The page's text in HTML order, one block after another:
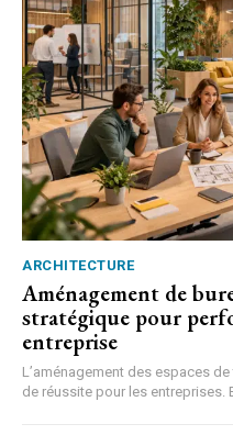
ARCHITECTURE
Aménagement de
stratégique pour
entreprise
L’aménagement des espaces
de réussite pour les entreprises.